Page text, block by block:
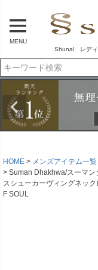
MENU
Shunal レディ
HOME
メンズアイテム一覧
Suman Dhakhwa/スーマ
スシューカーヴィングネッ
F SOUL